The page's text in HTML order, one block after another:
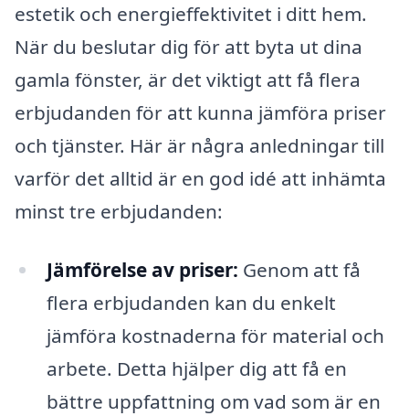
estetik och energieffektivitet i ditt hem.
När du beslutar dig för att byta ut dina
gamla fönster, är det viktigt att få flera
erbjudanden för att kunna jämföra priser
och tjänster. Här är några anledningar till
varför det alltid är en god idé att inhämta
minst tre erbjudanden:
Jämförelse av priser: Genom att få
flera erbjudanden kan du enkelt
jämföra kostnaderna för material och
arbete. Detta hjälper dig att få en
bättre uppfattning om vad som är en